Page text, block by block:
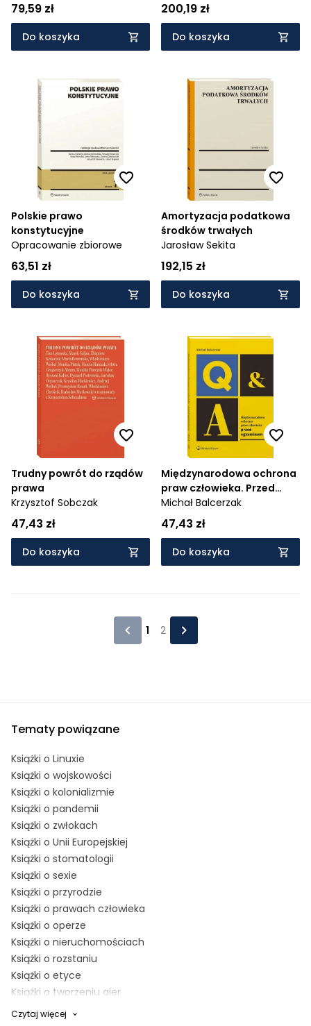
79,59 zł
Do koszyka
200,19 zł
Do koszyka
Polskie prawo
konstytucyjne
Opracowanie zbiorowe
63,51 zł
Do koszyka
Amortyzacja podatkowa
środków trwałych
Jarosław Sekita
192,15 zł
Do koszyka
Trudny powrót do rządów
prawa
Krzysztof Sobczak
47,43 zł
Do koszyka
Międzynarodowa ochrona
praw człowieka. Przed
egzaminem
Michał Balcerzak
47,43 zł
Do koszyka
1 2
Tematy powiązane
Książki o Linuxie
Książki o wojskowości
Książki o kolonializmie
Książki o pandemii
Książki o zwłokach
Książki o Unii Europejskiej
Książki o stomatologii
Książki o sexie
Książki o przyrodzie
Książki o prawach człowieka
Książki o operze
Książki o nieruchomościach
Książki o rozstaniu
Książki o etyce
Książki o tworzeniu gier
Książki o energetyce
Czytaj więcej